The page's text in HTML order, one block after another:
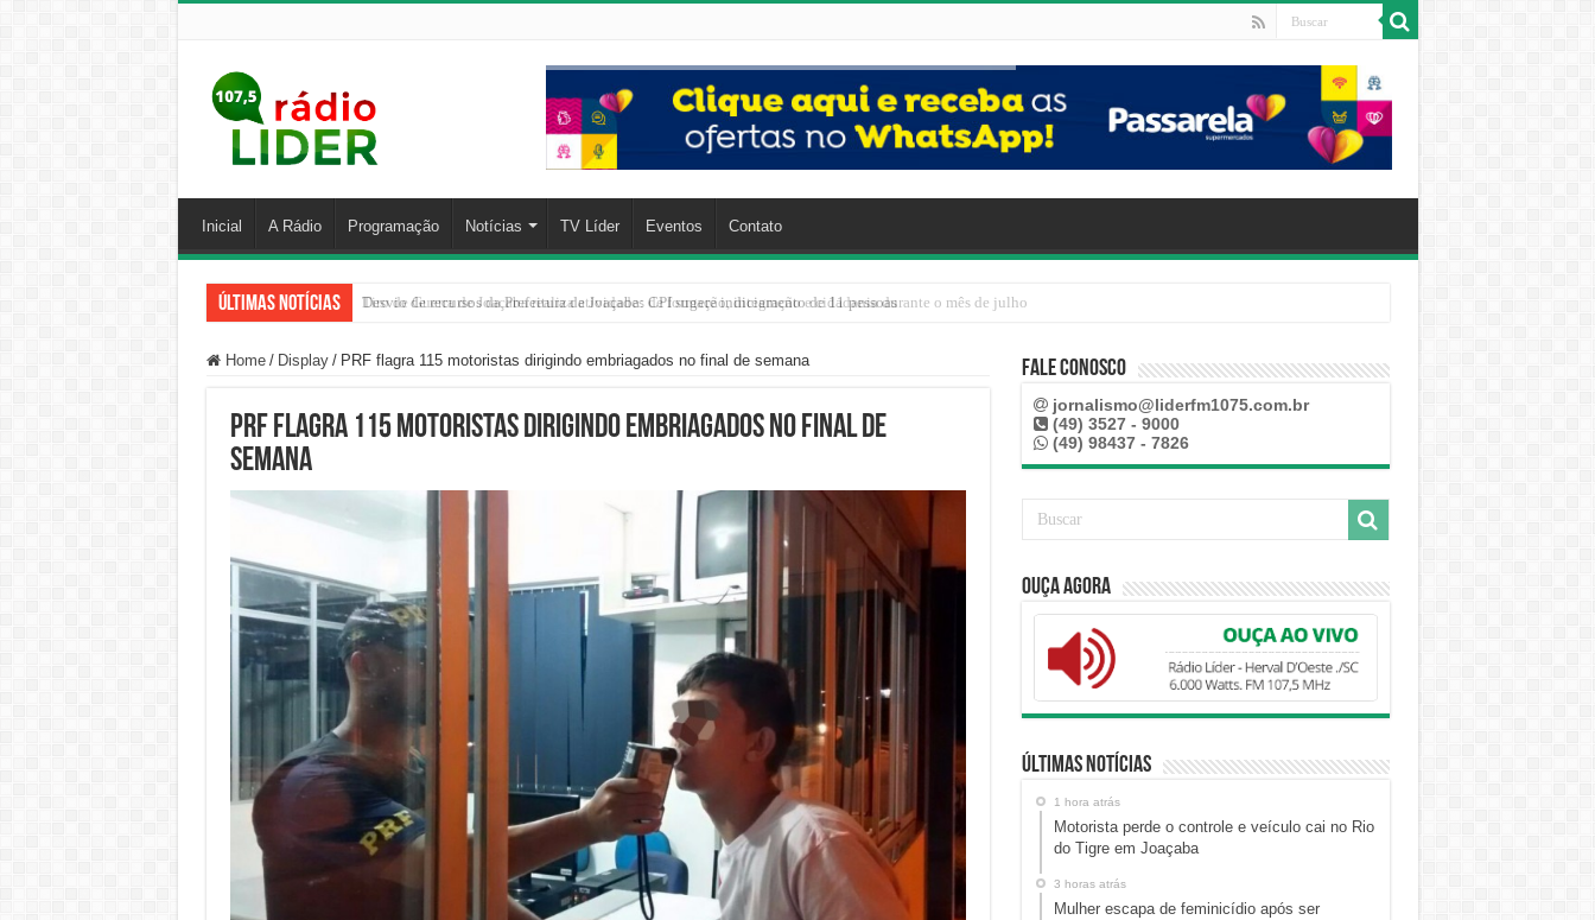
Inicial A Rádio Programação Notícias TV Líder Eventos Contato
Últimas Notícias Desvio de recursos da Prefeitura de Joaçaba: CPI sugere indiciamento de 11 pessoas
Home / Display / PRF flagra 115 motoristas dirigindo embriagados no final de semana
PRF flagra 115 motoristas dirigindo embriagados no final de
semana
Fale Conosco
jornalismo@liderfm1075.com.br
(49) 3527 - 9000
(49) 98437 - 7826
Ouça Agora
Últimas Notícias
1 hora atrás
Motorista perde o controle e veículo cai no Rio
do Tigre em Joaçaba
3 horas atrás
Mulher escapa de feminicídio após ser